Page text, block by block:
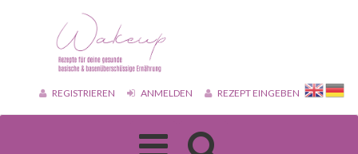
REGISTRIEREN ANMELDEN REZEPT EINGEBEN
Toggle
navigation